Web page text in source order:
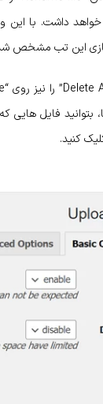
داشت. با این
این تب مشخص
فایل‌ هایی که
کنید.